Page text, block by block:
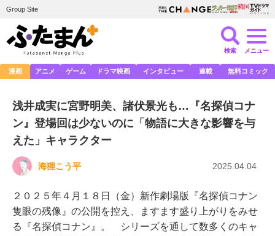
Group Site
検索 メニュー
漫画 アニメ ゲーム ドラマ映画 インタビュー 連載 無料コミック
浅井成実に宮野明美、諸伏景光も…『名探偵コナ
ン』登場回は少ないのに「物語に大きな影響を与
えた」キャラクター
海狸こう平 2025.04.04
２０２５年４月１８日（金）新作劇場版『名探偵コナン
隻眼の残像』の公開を控え、ますます盛り上がりをみせ
る『名探偵コナン』。 シリーズを通して数多くのキャ